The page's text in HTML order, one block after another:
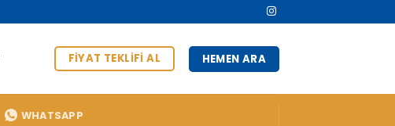
FIYAT TEKLIFI AL HEMEN ARA
WHATSAPP